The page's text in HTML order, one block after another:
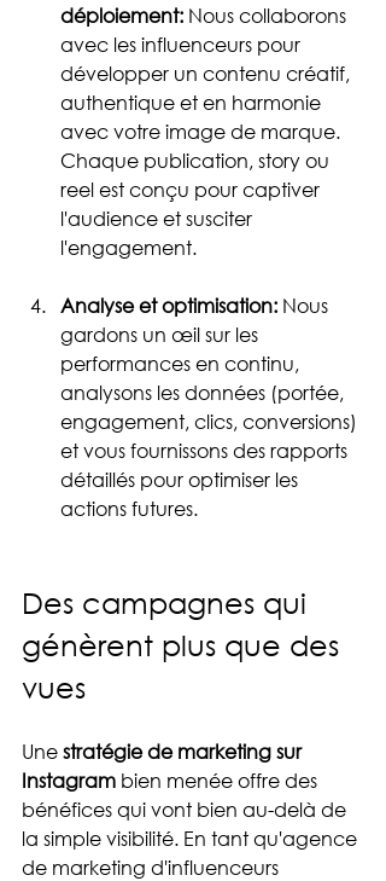
déploiement: Nous collaborons
avec les influenceurs pour
développer un contenu créatif,
authentique et en harmonie
avec votre image de marque.
Chaque publication, story ou
reel est conçu pour captiver
l'audience et susciter
l'engagement.
Analyse et optimisation: Nous
gardons un œil sur les
performances en continu,
analysons les données (portée,
engagement, clics, conversions)
et vous fournissons des rapports
détaillés pour optimiser les
actions futures.
Des campagnes qui
génèrent plus que des
vues
Une stratégie de marketing sur
Instagram bien menée offre des
bénéfices qui vont bien au-delà de
la simple visibilité. En tant qu'agence
de marketing d'influenceurs